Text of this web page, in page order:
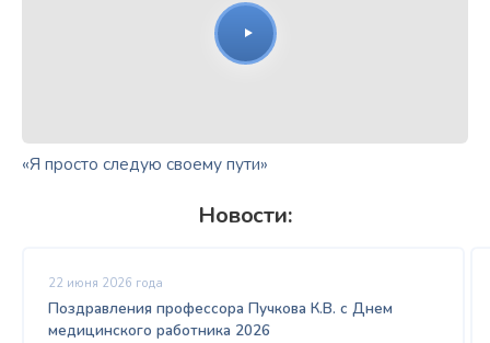
«Я просто следую своему пути»
Новости:
22 июня 2026 года
Поздравления профессора Пучкова К.В. с Днем
медицинского работника 2026